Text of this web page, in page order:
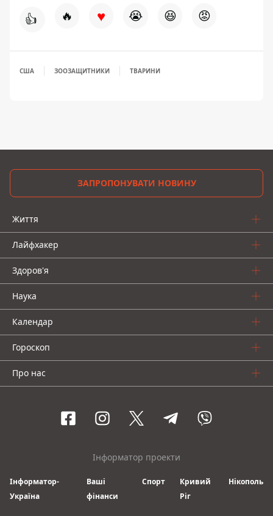
👍 🔥 ♥ 😭 😆 😡
США ЗООЗАЩИТНИКИ ТВАРИНИ
ЗАПРОПОНУВАТИ НОВИНУ
Життя
Лайфхакер
Здоров'я
Наука
Календар
Гороскоп
Про нас
Інформатор проекти
Інформатор-
Україна
Ваші
фінанси
Спорт
Кривий
Ріг
Нікополь